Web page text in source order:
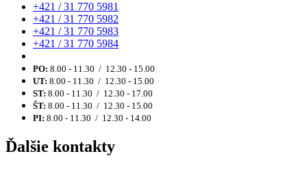
+421 / 31 770 5981
+421 / 31 770 5982
+421 / 31 770 5983
+421 / 31 770 5984
PO: 8.00 - 11.30 / 12.30 - 15.00
UT: 8.00 - 11.30 / 12.30 - 15.00
ST: 8.00 - 11.30 / 12.30 - 17.00
ŠT: 8.00 - 11.30 / 12.30 - 15.00
PI: 8.00 - 11.30 / 12.30 - 14.00
Ďalšie kontakty